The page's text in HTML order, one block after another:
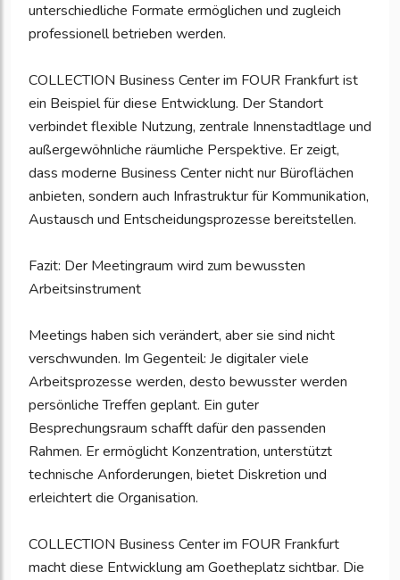
unterschiedliche Formate ermöglichen und zugleich
professionell betrieben werden.
COLLECTION Business Center im FOUR Frankfurt ist
ein Beispiel für diese Entwicklung. Der Standort
verbindet flexible Nutzung, zentrale Innenstadtlage und
außergewöhnliche räumliche Perspektive. Er zeigt,
dass moderne Business Center nicht nur Büroflächen
anbieten, sondern auch Infrastruktur für Kommunikation,
Austausch und Entscheidungsprozesse bereitstellen.
Fazit: Der Meetingraum wird zum bewussten
Arbeitsinstrument
Meetings haben sich verändert, aber sie sind nicht
verschwunden. Im Gegenteil: Je digitaler viele
Arbeitsprozesse werden, desto bewusster werden
persönliche Treffen geplant. Ein guter
Besprechungsraum schafft dafür den passenden
Rahmen. Er ermöglicht Konzentration, unterstützt
technische Anforderungen, bietet Diskretion und
erleichtert die Organisation.
COLLECTION Business Center im FOUR Frankfurt
macht diese Entwicklung am Goetheplatz sichtbar. Die